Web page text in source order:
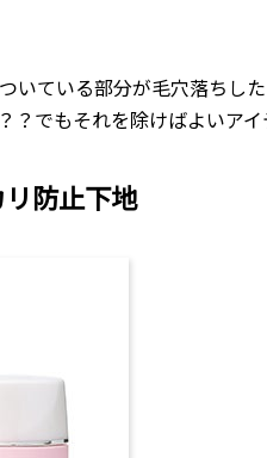
いている部分が毛穴落ちし
？でもそれを除けばよいアイ
防止下地